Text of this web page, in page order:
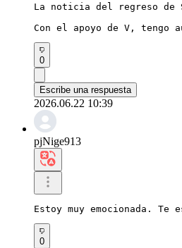
La noticia del regreso de
Con el apoyo de V, tengo
0
Escribe una respuesta
2026.06.22 10:39
pjNige913
Estoy muy emocionada.
0